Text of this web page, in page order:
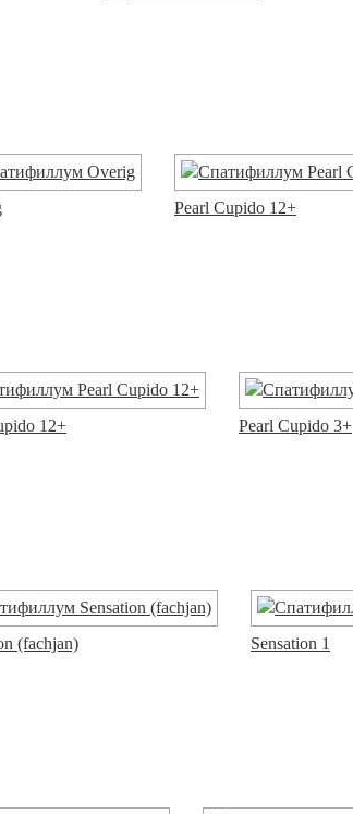
Pearl Cupido 12+
12+ Pearl Cupido 3+
(fachjan) Sensation 1